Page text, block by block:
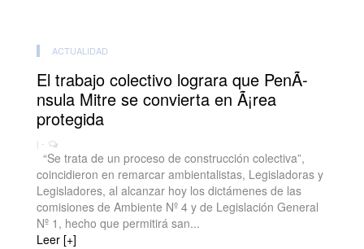
ACTUALIDAD
El trabajo colectivo lograra que PenÃ­
nsula Mitre se convierta en Ã¡rea
protegida
| -
“Se trata de un proceso de construcción colectiva”,
coincidieron en remarcar ambientalistas, Legisladoras y
Legisladores, al alcanzar hoy los dictámenes de las
comisiones de Ambiente Nº 4 y de Legislación General
Nº 1, hecho que permitirá san...
Leer [+]